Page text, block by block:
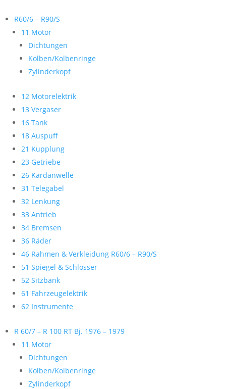
R60/6 – R90/S
11 Motor
Dichtungen
Kolben/Kolbenringe
Zylinderkopf
12 Motorelektrik
13 Vergaser
16 Tank
18 Auspuff
21 Kupplung
23 Getriebe
26 Kardanwelle
31 Telegabel
32 Lenkung
33 Antrieb
34 Bremsen
36 Räder
46 Rahmen & Verkleidung R60/6 – R90/S
51 Spiegel & Schlösser
52 Sitzbank
61 Fahrzeugelektrik
62 Instrumente
R 60/7 – R 100 RT Bj. 1976 – 1979
11 Motor
Dichtungen
Kolben/Kolbenringe
Zylinderkopf